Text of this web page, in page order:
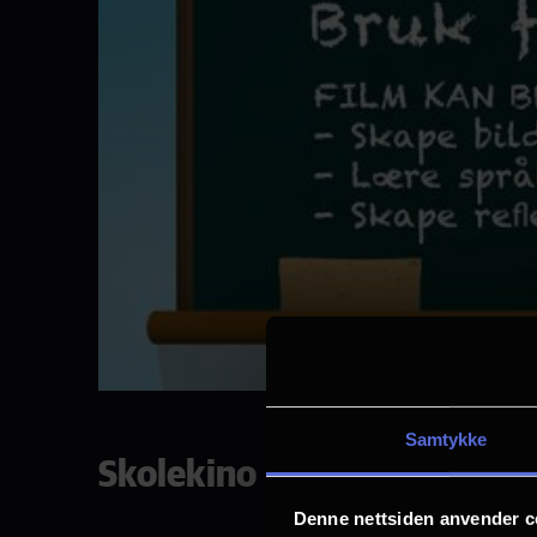
Samtykke
Denne nettsiden anvender
Skolekino